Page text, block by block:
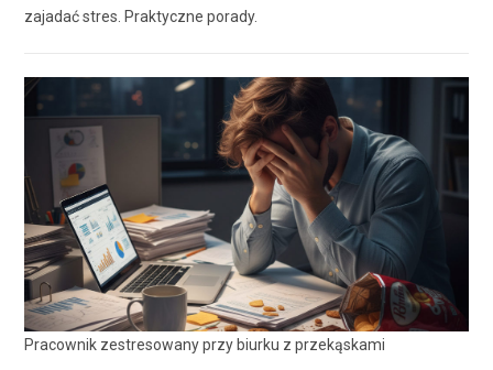
zajadać stres. Praktyczne porady.
Pracownik zestresowany przy biurku z przekąskami